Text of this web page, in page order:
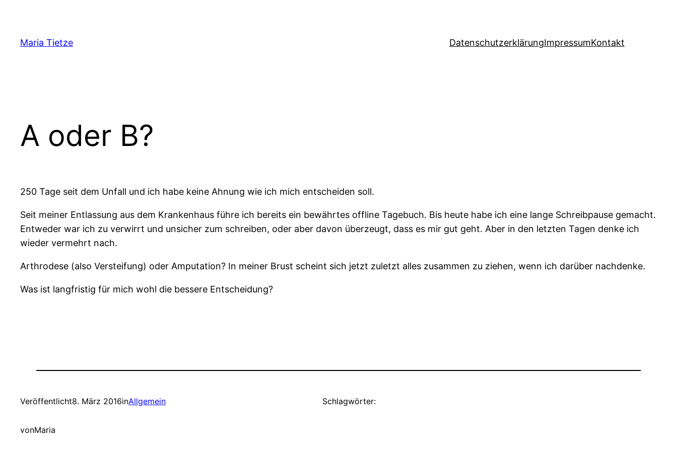
springen
Maria Tietze DatenschutzerklärungImpressumKontakt
A oder B?
250 Tage seit dem Unfall und ich habe keine Ahnung wie ich mich entscheiden soll.
Seit meiner Entlassung aus dem Krankenhaus führe ich bereits ein bewährtes offline Tagebuch. Bis heute habe ich eine lange Schreibpause gemacht.
Entweder war ich zu verwirrt und unsicher zum schreiben, oder aber davon überzeugt, dass es mir gut geht. Aber in den letzten Tagen denke ich
wieder vermehrt nach.
Arthrodese (also Versteifung) oder Amputation? In meiner Brust scheint sich jetzt zuletzt alles zusammen zu ziehen, wenn ich darüber nachdenke.
Was ist langfristig für mich wohl die bessere Entscheidung?
Veröffentlicht8. März 2016inAllgemein
vonMaria
Schlagwörter: